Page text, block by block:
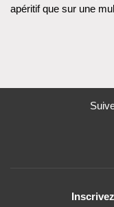
apéritif que sur une